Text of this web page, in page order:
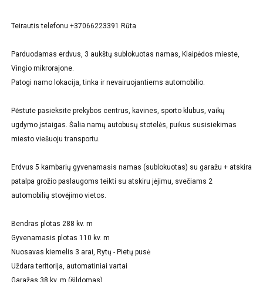
Teirautis telefonu +37066223391 Rūta
Parduodamas erdvus, 3 aukštų sublokuotas namas, Klaipėdos mieste,
Vingio mikrorajone.
Patogi namo lokacija, tinka ir nevairuojantiems automobilio.
Pėstute pasieksite prekybos centrus, kavines, sporto klubus, vaikų
ugdymo įstaigas. Šalia namų autobusų stotelės, puikus susisiekimas
miesto viešuoju transportu.
Erdvus 5 kambarių gyvenamasis namas (sublokuotas) su garažu + atskira
patalpa grožio paslaugoms teikti su atskiru įėjimu, svečiams 2
automobilių stovėjimo vietos.
Bendras plotas 288 kv. m
Gyvenamasis plotas 110 kv. m
Nuosavas kiemelis 3 arai, Rytų - Pietų pusė
Uždara teritorija, automatiniai vartai